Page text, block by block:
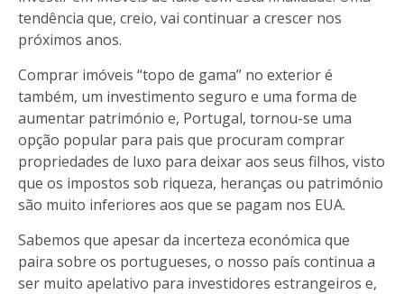
tendência que, creio, vai continuar a crescer nos
próximos anos.
Comprar imóveis “topo de gama” no exterior é
também, um investimento seguro e uma forma de
aumentar património e, Portugal, tornou-se uma
opção popular para pais que procuram comprar
propriedades de luxo para deixar aos seus filhos, visto
que os impostos sob riqueza, heranças ou património
são muito inferiores aos que se pagam nos EUA.
Sabemos que apesar da incerteza económica que
paira sobre os portugueses, o nosso país continua a
ser muito apelativo para investidores estrangeiros e,